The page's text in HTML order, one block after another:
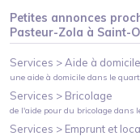
Petites annonces
Pasteur-Zola à Saint-
Services > Aide à domicile
une aide à domicile dans le
Services > Bricolage
de l'aide pour du bricolage dans
Services > Emprunt et